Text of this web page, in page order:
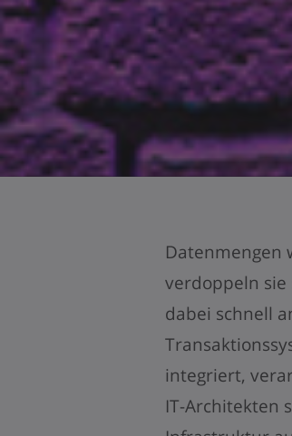
Datenmengen
verdoppeln sie
dabei schnell
integriert,
IT-Architekten